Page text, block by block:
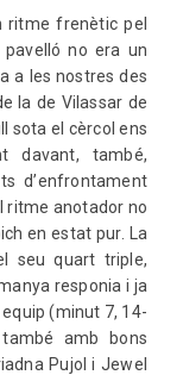
ritme frenètic pel
no era un
a les nostres des
la de Vilassar de
sota el cèrcol ens
davant, també,
d’enfrontament
ritme anotador no
en estat pur. La
seu quart triple,
responia i ja
(minut 7, 14-
amb bons
Pujol i Jewel